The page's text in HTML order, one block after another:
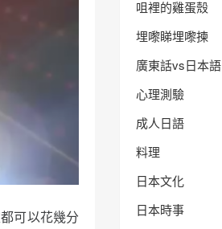
可以花幾分
咀裡的雞蛋殼
埋嚟睇埋嚟揀
廣東話vs日本語
心理測驗
成人日語
料理
日本文化
日本時事